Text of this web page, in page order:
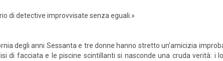
di detective improvvisate senza eguali.»
degli anni Sessanta e tre donne hanno stretto un’amicizia
di facciata e le piscine scintillanti si nasconde una cruda verità: i